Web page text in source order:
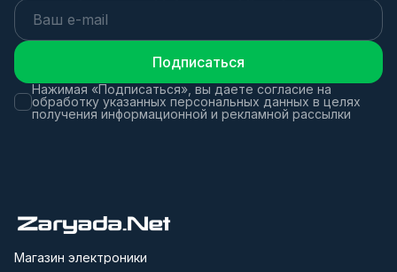
Подписаться
Нажимая «Подписаться», вы даете согласие на
обработку указанных персональных данных в целях
получения информационной и рекламной рассылки
Магазин электроники